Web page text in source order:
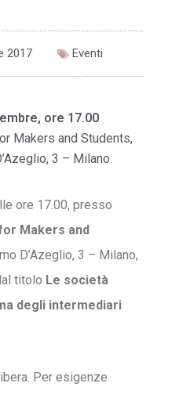
2017 Eventi
ore 17.00
Makers and Students,
3 – Milano
ore 17.00, presso
Makers and
D’Azeglio, 3 – Milano,
titolo Le società
degli intermediari
Per esigenze